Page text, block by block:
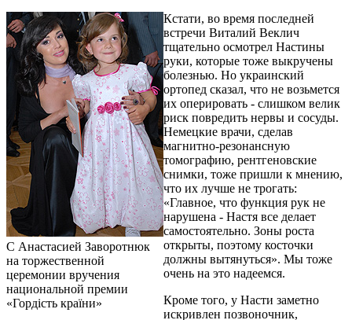
С Анастасией Заворотнюк
на торжественной
церемонии вручения
национальной премии
«Гордiсть країни»
Кстати, во время последней
встречи Виталий Веклич
тщательно осмотрел Настины
руки, которые тоже выкручены
болезнью. Но украинский
ортопед сказал, что не возьмется
их оперировать - слишком велик
риск повредить нервы и сосуды.
Немецкие врачи, сделав
магнитно-резонансную
томографию, рентгеновские
снимки, тоже пришли к мнению,
что их лучше не трогать:
«Главное, что функция рук не
нарушена - Настя все делает
самостоятельно. Зоны роста
открыты, поэтому косточки
должны вытянуться». Мы тоже
очень на это надеемся.
Кроме того, у Насти заметно
искривлен позвоночник,